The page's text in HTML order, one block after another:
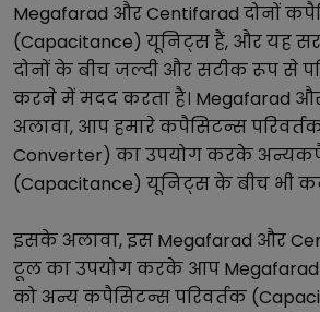
Megafarad औरCentifarad दोनों
(Capacitance) यूनिट्स हैं, और यह
दोनों के बीच जल्दी और सटीक रूप से
करने में मदद करता है। Megafarad
अलावा, आप हमारेकपैसिटन्स
Converter) का उपयोग करके अन्य
(Capacitance) यूनिट्स के बीच भी
इसके अलावा, इस Megafarad और
टूल का उपयोग करके आप Megafarad
को अन्यकपैसिटन्स परिवर्तक